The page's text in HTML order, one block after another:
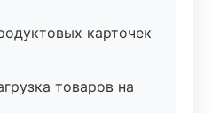
карточек
товаров на